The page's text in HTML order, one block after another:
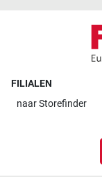
FILIALEN
naarStorefinder